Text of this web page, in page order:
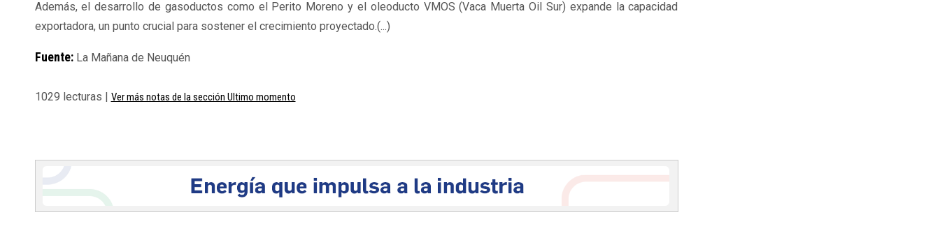
Además, el desarrollo de gasoductos como el Perito Moreno y el oleoducto VMOS (Vaca Muerta Oil Sur) expande la capacidad
exportadora, un punto crucial para sostener el crecimiento proyectado.(...)
Fuente:La Mañana de Neuquén
1029 lecturas | Ver más notas de la sección Ultimo momento